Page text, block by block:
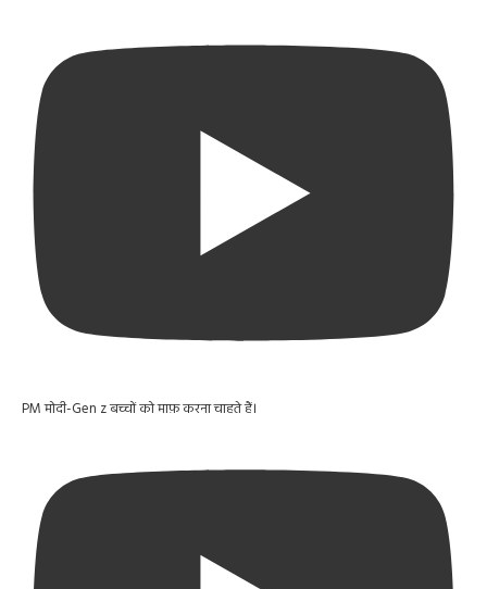
PM मोदी-Gen z बच्चों को माफ़ करना चाहते हैं।